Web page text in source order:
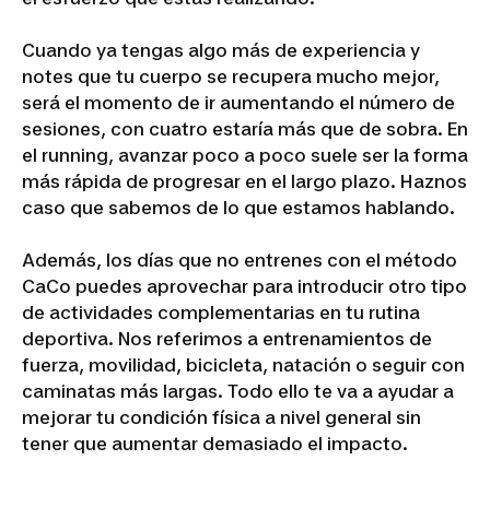
Cuando ya tengas algo más de experiencia y
notes que tu cuerpo se recupera mucho mejor,
será el momento de ir aumentando el número de
sesiones, con cuatro estaría más que de sobra. En
el running, avanzar poco a poco suele ser la forma
más rápida de progresar en el largo plazo. Haznos
caso que sabemos de lo que estamos hablando.
Además, los días que no entrenes con el método
CaCo puedes aprovechar para introducir otro tipo
de actividades complementarias en tu rutina
deportiva. Nos referimos a entrenamientos de
fuerza, movilidad, bicicleta, natación o seguir con
caminatas más largas. Todo ello te va a ayudar a
mejorar tu condición física a nivel general sin
tener que aumentar demasiado el impacto.